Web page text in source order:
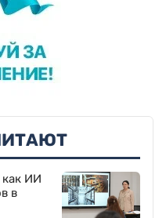
как ИИ
в